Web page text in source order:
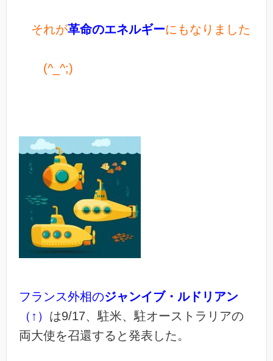
それが革命のエネルギーにもなりました
(^_^;)
フランス外相のジャンイブ・ルドリアン
（↑） は9/17、駐米、駐オーストラリアの
両大使を召還すると発表した。